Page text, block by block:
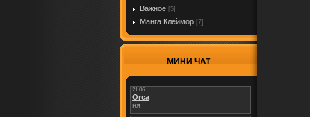
Важное [5]
Манга Клеймор [7]
МИНИ ЧАТ